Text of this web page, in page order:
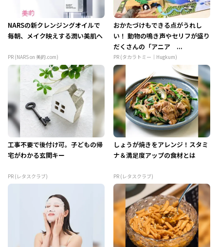
NARSの新クレンジングオイルで
毎朝、メイク映えする潤い美肌へ
PR (NARS on 美的.com)
おかたづけもできる点がうれし
い！ 動物の鳴き声やセリフが盛り
だくさんの「アニア ...
PR (タカラトミー｜Hugkum)
工事不要で後付け可。子どもの帰
宅がわかる玄関キー
PR (レタスクラブ)
しょうが焼きをアレンジ！スタミ
ナ＆満足度アップの食材とは
PR (レタスクラブ)